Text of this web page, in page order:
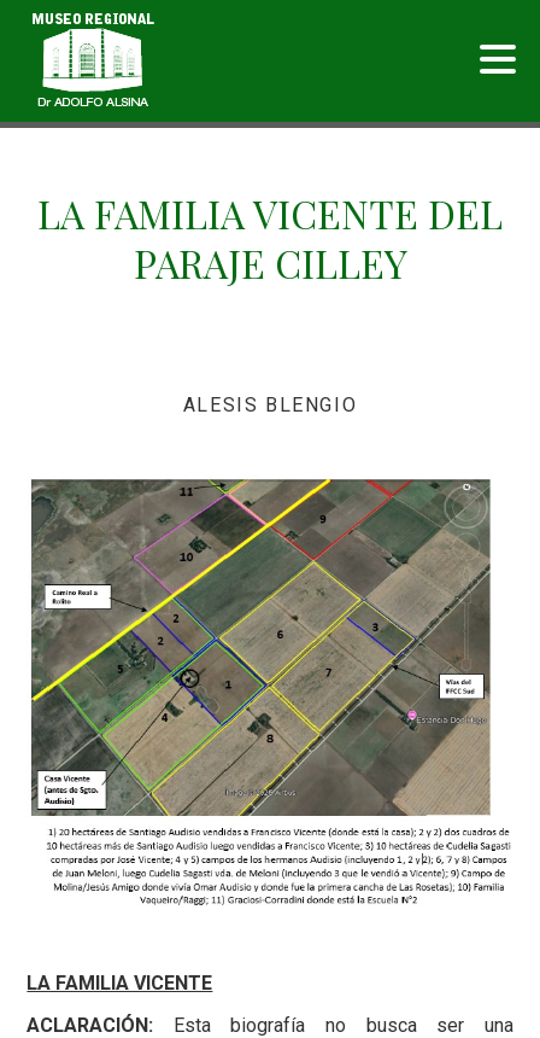
LA FAMILIA VICENTE DEL
PARAJE CILLEY
ALESIS BLENGIO
LA FAMILIA VICENTE
ACLARACIÓN: Esta biografía no busca ser una